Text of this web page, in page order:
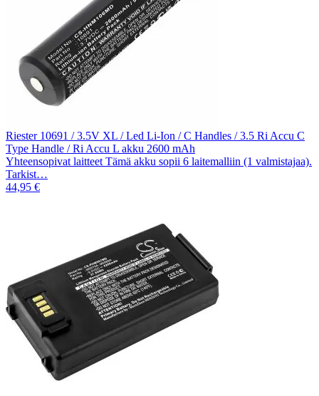
Riester 10691 / 3.5V XL / Led Li-Ion / C Handles / 3.5 Ri Accu C
Type Handle / Ri Accu L akku 2600 mAh
Yhteensopivat laitteet Tämä akku sopii 6 laitemalliin (1 valmistajaa).
Tarkist…
44,95 €